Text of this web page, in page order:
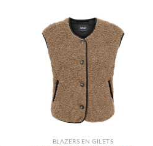
BLAZERS EN GILETS